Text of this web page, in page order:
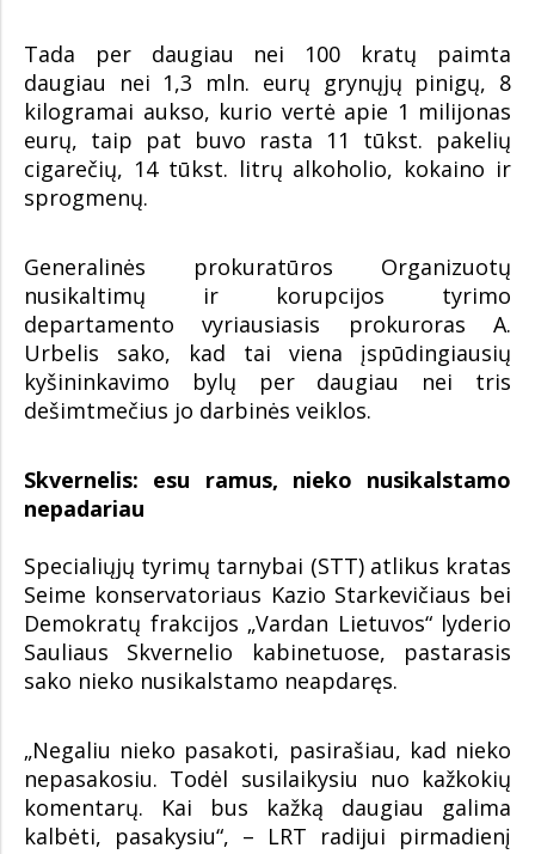
Tada per daugiau nei 100 kratų paimta
daugiau nei 1,3 mln. eurų grynųjų pinigų, 8
kilogramai aukso, kurio vertė apie 1 milijonas
eurų, taip pat buvo rasta 11 tūkst. pakelių
cigarečių, 14 tūkst. litrų alkoholio, kokaino ir
sprogmenų.
Generalinės prokuratūros Organizuotų
nusikaltimų ir korupcijos tyrimo
departamento vyriausiasis prokuroras A.
Urbelis sako, kad tai viena įspūdingiausių
kyšininkavimo bylų per daugiau nei tris
dešimtmečius jo darbinės veiklos.
Skvernelis: esu ramus, nieko nusikalstamo
nepadariau
Specialiųjų tyrimų tarnybai (STT) atlikus kratas
Seime konservatoriaus Kazio Starkevičiaus bei
Demokratų frakcijos „Vardan Lietuvos“ lyderio
Sauliaus Skvernelio kabinetuose, pastarasis
sako nieko nusikalstamo neapdaręs.
„Negaliu nieko pasakoti, pasirašiau, kad nieko
nepasakosiu. Todėl susilaikysiu nuo kažkokių
komentarų. Kai bus kažką daugiau galima
kalbėti, pasakysiu“, – LRT radijui pirmadienį